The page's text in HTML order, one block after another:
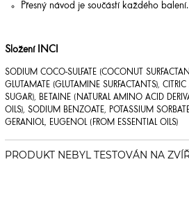
Přesný návod je součástí každého balení.
Složení INCI
SODIUM COCO-SULFATE (COCONUT
GLUTAMATE (GLUTAMINE SURFACTANTS),
SUGAR), BETAINE (NATURAL AMINO ACID
OILS), SODIUM BENZOATE, POTASSIUM
GERANIOL, EUGENOL (FROM ESSENTIAL OILS)